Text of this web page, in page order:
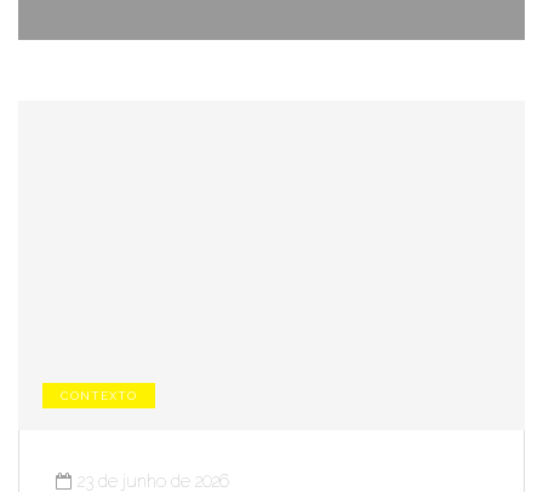
CONTEXTO
23 de junho de 2026